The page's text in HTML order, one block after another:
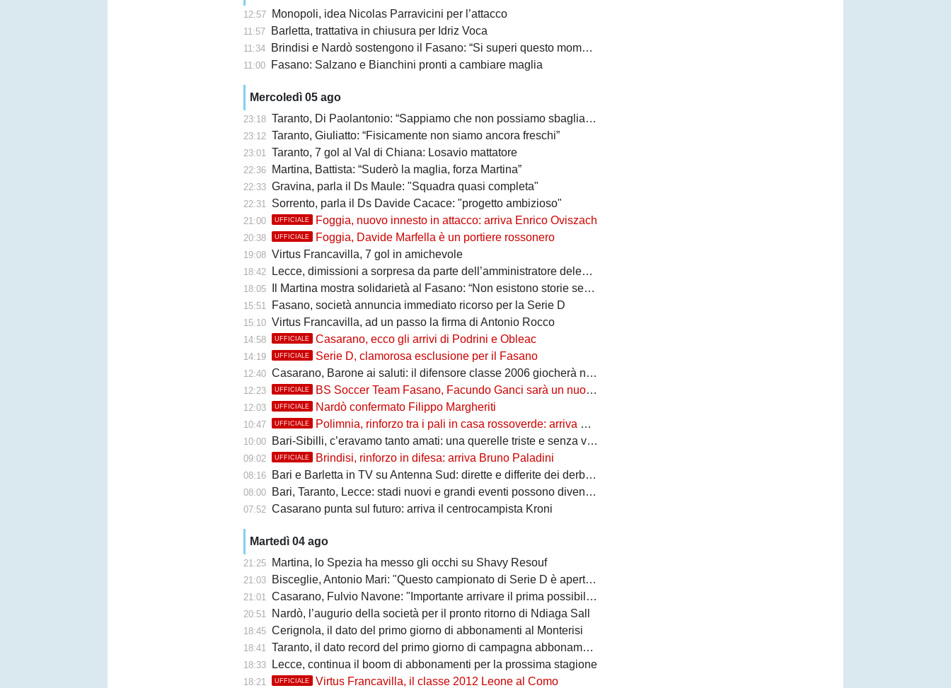
12:57 Monopoli, idea Nicolas Parravicini per l’attacco
11:57 Barletta, trattativa in chiusura per Idriz Voca
11:34 Brindisi e Nardò sostengono il Fasano: “Si superi questo momento quanto prima”
11:00 Fasano: Salzano e Bianchini pronti a cambiare maglia
Mercoledì 05 ago
23:18 Taranto, Di Paolantonio: “Sappiamo che non possiamo sbagliare”
23:12 Taranto, Giuliatto: “Fisicamente non siamo ancora freschi”
23:01 Taranto, 7 gol al Val di Chiana: Losavio mattatore
22:36 Martina, Battista: “Suderò la maglia, forza Martina”
22:33 Gravina, parla il Ds Maule: "Squadra quasi completa"
22:31 Sorrento, parla il Ds Davide Cacace: "progetto ambizioso"
21:00 UFFICIALE Foggia, nuovo innesto in attacco: arriva Enrico Oviszach
20:38 UFFICIALE Foggia, Davide Marfella è un portiere rossonero
19:08 Virtus Francavilla, 7 gol in amichevole
18:42 Lecce, dimissioni a sorpresa da parte dell’amministratore delegato
18:05 Il Martina mostra solidarietà al Fasano: “Non esistono storie senza avversari”
15:51 Fasano, società annuncia immediato ricorso per la Serie D
15:10 Virtus Francavilla, ad un passo la firma di Antonio Rocco
14:58 UFFICIALE Casarano, ecco gli arrivi di Podrini e Obleac
14:19 UFFICIALE Serie D, clamorosa esclusione per il Fasano
12:40 Casarano, Barone ai saluti: il difensore classe 2006 giocherà nel Lanciano
12:23 UFFICIALE BS Soccer Team Fasano, Facundo Ganci sarà un nuovo giocatore
12:03 UFFICIALE Nardò confermato Filippo Margheriti
10:47 UFFICIALE Polimnia, rinforzo tra i pali in casa rossoverde: arriva Victor De Caro
10:00 Bari-Sibilli, c’eravamo tanto amati: una querelle triste e senza vincitori
09:02 UFFICIALE Brindisi, rinforzo in difesa: arriva Bruno Paladini
08:16 Bari e Barletta in TV su Antenna Sud: dirette e differite dei derby più attesi
08:00 Bari, Taranto, Lecce: stadi nuovi e grandi eventi possono diventare opportunità
07:52 Casarano punta sul futuro: arriva il centrocampista Kroni
Martedì 04 ago
21:25 Martina, lo Spezia ha messo gli occhi su Shavy Resouf
21:03 Bisceglie, Antonio Mari: "Questo campionato di Serie D è aperto a tutti"
21:01 Casarano, Fulvio Navone: "Importante arrivare il prima possibile alla salvezza"
20:51 Nardò, l’augurio della società per il pronto ritorno di Ndiaga Sall
18:45 Cerignola, il dato del primo giorno di abbonamenti al Monterisi
18:41 Taranto, il dato record del primo giorno di campagna abbonamenti
18:33 Lecce, continua il boom di abbonamenti per la prossima stagione
18:21 UFFICIALE Virtus Francavilla, il classe 2012 Leone al Como